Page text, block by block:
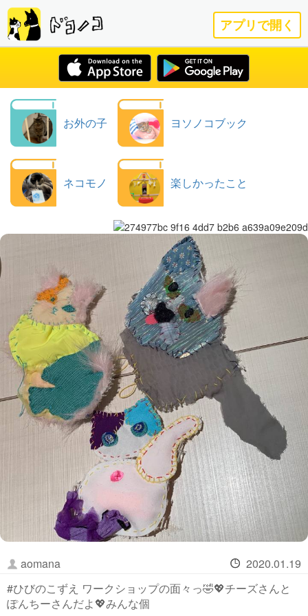
アプリで開く
お外の子 ヨソノコブック
ネコモノ 楽しかったこと
aomana
2020.01.19
#ひびのこずえ ワークショップの面々っ🤣💖チーズさんと
ぽんちーさんだよ💖みんな個